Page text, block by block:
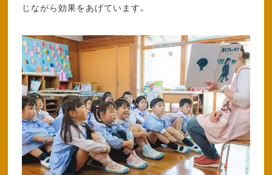
じながら効果をあげています。